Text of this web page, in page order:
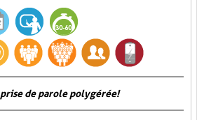
prise de parole polygérée!